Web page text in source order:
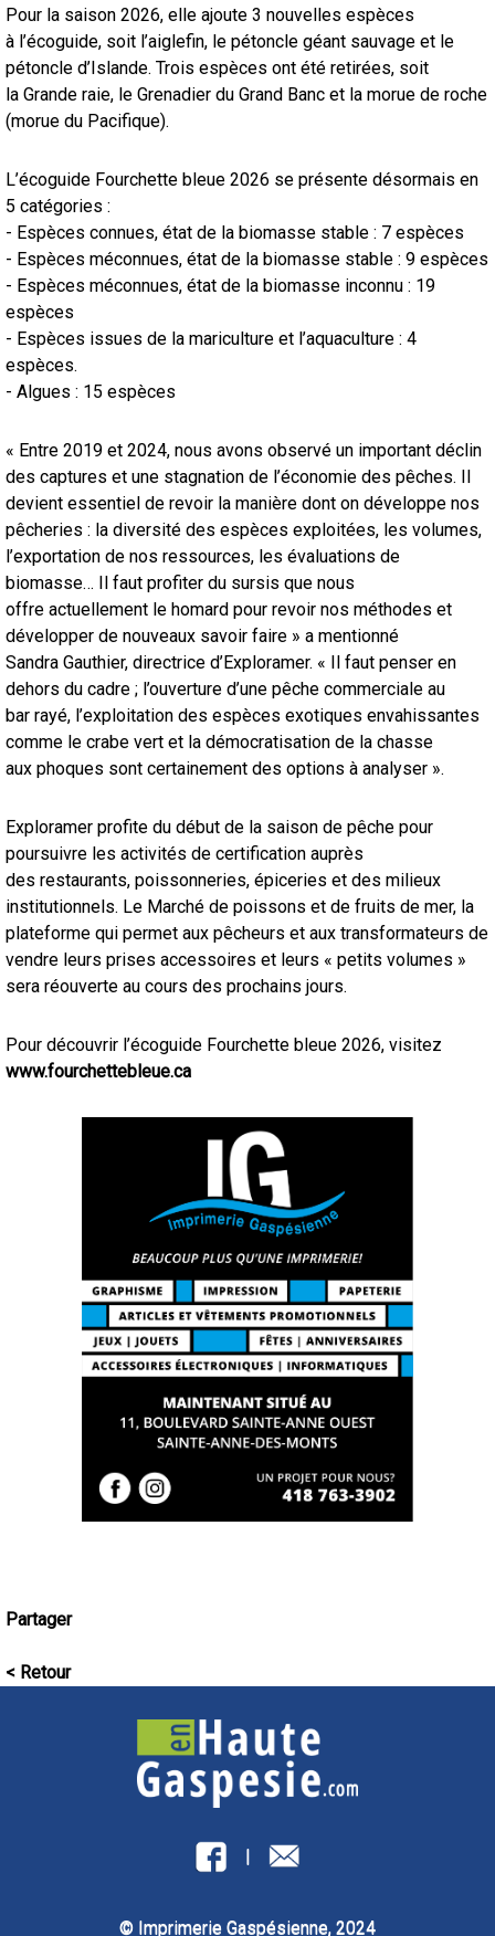
Pour la saison 2026, elle ajoute 3 nouvelles espèces
à l’écoguide, soit l’aiglefin, le pétoncle géant sauvage et le
pétoncle d’Islande. Trois espèces ont été retirées, soit
la Grande raie, le Grenadier du Grand Banc et la morue de roche
(morue du Pacifique).
L’écoguide Fourchette bleue 2026 se présente désormais en
5 catégories :
- Espèces connues, état de la biomasse stable : 7 espèces
- Espèces méconnues, état de la biomasse stable : 9 espèces
- Espèces méconnues, état de la biomasse inconnu : 19
espèces
- Espèces issues de la mariculture et l’aquaculture : 4
espèces.
- Algues : 15 espèces
« Entre 2019 et 2024, nous avons observé un important déclin
des captures et une stagnation de l’économie des pêches. Il
devient essentiel de revoir la manière dont on développe nos
pêcheries : la diversité des espèces exploitées, les volumes,
l’exportation de nos ressources, les évaluations de
biomasse… Il faut profiter du sursis que nous
offre actuellement le homard pour revoir nos méthodes et
développer de nouveaux savoir faire » a mentionné
Sandra Gauthier, directrice d’Exploramer. « Il faut penser en
dehors du cadre ; l’ouverture d’une pêche commerciale au
bar rayé, l’exploitation des espèces exotiques envahissantes
comme le crabe vert et la démocratisation de la chasse
aux phoques sont certainement des options à analyser ».
Exploramer profite du début de la saison de pêche pour
poursuivre les activités de certification auprès
des restaurants, poissonneries, épiceries et des milieux
institutionnels. Le Marché de poissons et de fruits de mer, la
plateforme qui permet aux pêcheurs et aux transformateurs de
vendre leurs prises accessoires et leurs « petits volumes »
sera réouverte au cours des prochains jours.
Pour découvrir l’écoguide Fourchette bleue 2026, visitez
www.fourchettebleue.ca
Partager
< Retour
|
© Imprimerie Gaspésienne, 2024